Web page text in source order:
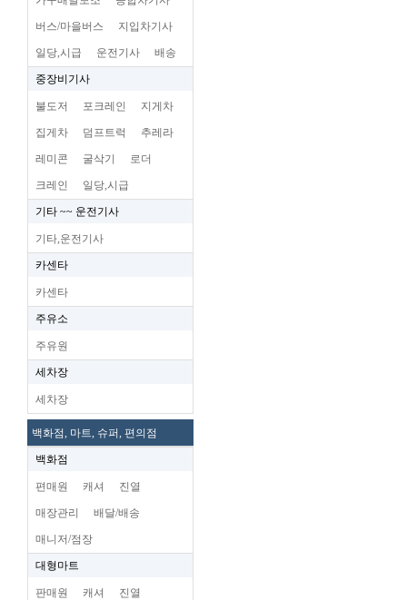
버스/마을버스 지입차기사
일당,시급 운전기사 배송
중장비기사
불도저 포크레인 지게차
집게차 덤프트럭 추레라
레미콘 굴삭기 로더
크레인 일당,시급
기타 ~~ 운전기사
기타,운전기사
카센타
카센타
주유소
주유원
세차장
세차장
백화점, 마트, 슈퍼, 편의점
백화점
편매원 캐셔 진열
매장관리 배달/배송
매니저/점장
대형마트
판매원 캐셔 진열